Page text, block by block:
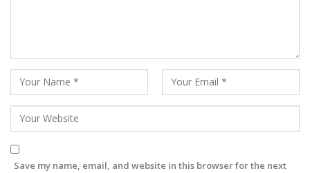
Save my name, email, and website in this browser for the next